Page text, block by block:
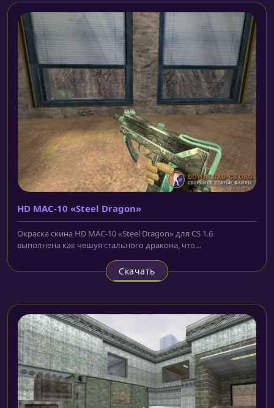
HD MAC-10 «Steel Dragon»
Окраска скина HD MAC-10 «Steel Dragon» для CS 1.6
выполнена как чешуя стального дракона, что...
Скачать